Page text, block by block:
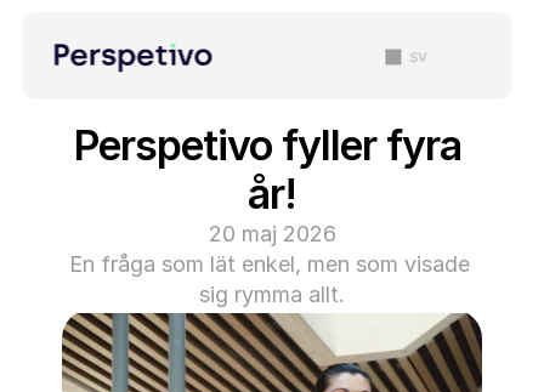
sv
Perspetivo fyller fyra
år!
20 maj 2026
En fråga som lät enkel, men som visade
sig rymma allt.